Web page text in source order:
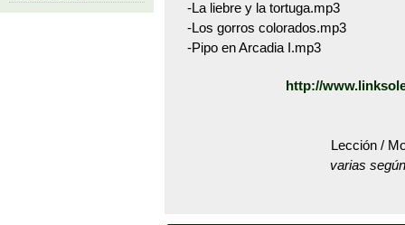
-La liebre y la tortuga.mp3
-Los gorros colorados.mp3
-Pipo en Arcadia I.mp3
http://
Lección /
varias